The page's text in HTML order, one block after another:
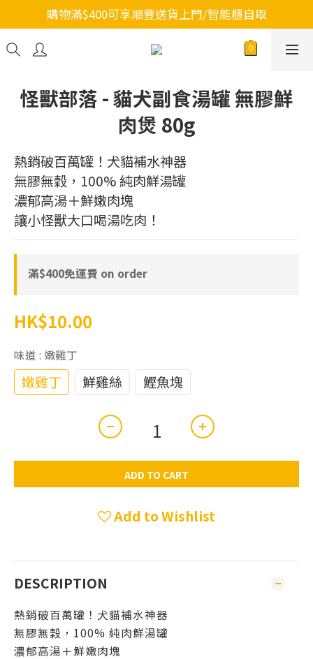
購物滿$400可享順豐送貨上門/智能櫃自取
怪獸部落 - 貓犬副食湯罐 無膠鮮
肉煲 80g
熱銷破百萬罐！犬貓補水神器
無膠無穀，100% 純肉鮮湯罐
濃郁高湯＋鮮嫩肉塊
讓小怪獸大口喝湯吃肉！
滿$400免運費 on order
HK$10.00
味道 : 嫩雞丁
嫩雞丁 鮮雞絲 鰹魚塊
ADD TO CART
Add to Wishlist
DESCRIPTION
熱銷破百萬罐！犬貓補水神器
無膠無穀，100% 純肉鮮湯罐
濃郁高湯＋鮮嫩肉塊